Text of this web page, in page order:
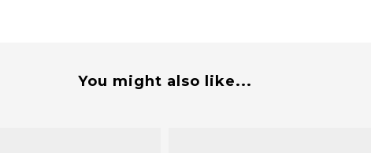
You might also like...